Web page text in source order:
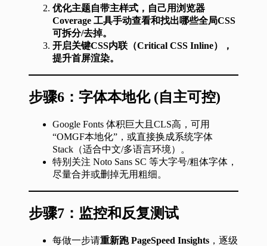
优化主题自带主样式，自己用浏览器
Coverage 工具手动查看和找出哪些全局CSS
可拆分/去掉。
开启关键CSS内联（Critical CSS Inline），
提升首屏渲染。
步骤6： 字体本地化 (自主可控)
Google Fonts 体积巨大且CLS高，可用
“OMGF本地化”，或直接换成系统字体
Stack（适合中文/多语言环境）。
特别关注 Noto Sans SC 等大字号/粗体字体，
尽量合并或删掉无用粗细。
步骤7： 监控和反复测试
每做一步请重新跑 PageSpeed Insights ，逐级